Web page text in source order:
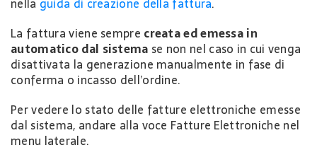
La fattura viene sempre creata ed emessa in
automatico dal sistema se non nel caso in cui venga
disattivata la generazione manualmente in fase di
conferma o incasso dell’ordine.
Per vedere lo stato delle fatture elettroniche emesse
dal sistema, andare alla voce Fatture Elettroniche nel
menu laterale.